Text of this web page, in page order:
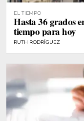
EL TIEMPO
Hasta 36 grados
tiempo para hoy
RUTH RODRÍGUEZ